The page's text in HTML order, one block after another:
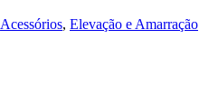
Acessórios, Elevação e Amarração